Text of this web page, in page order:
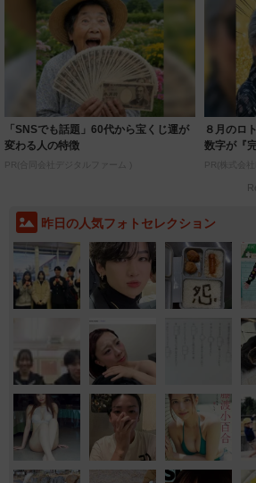
「SNSでも話題」60代から宝くじ運が
変わる人の特徴
PR(合同会社デジタルファーム )
８月のロ
数字が『
PR(株式会社
昨日の人気フォトセレクション